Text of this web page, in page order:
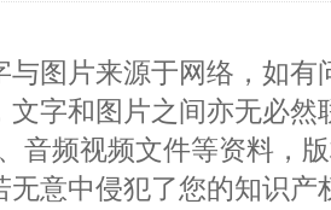
与图片来源于网络，如有
文字和图片之间亦无必
音频视频文件等资料，
无意中侵犯了您的知识